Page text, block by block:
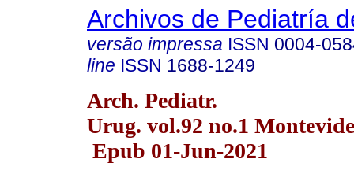
Archivos de Pediatría
versão impressa ISSN 0004-
line ISSN 1688-1249
Arch. Pediatr.
Urug. vol.92 no.1
Epub 01-Jun-2021